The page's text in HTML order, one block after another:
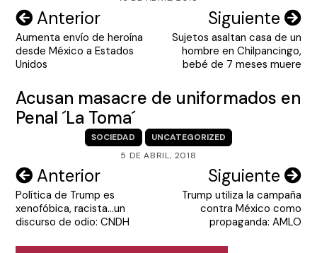
Navegación
de
entradas
Anterior
Aumenta envío de heroína
desde México a Estados
Unidos
Siguiente
Sujetos asaltan casa de un
hombre en Chilpancingo,
bebé de 7 meses muere
Acusan masacre de uniformados en
Penal ´La Toma´
SOCIEDAD
UNCATEGORIZED
5 DE ABRIL, 2018
Navegación
de
entradas
Anterior
Política de Trump es
xenofóbica, racista…un
discurso de odio: CNDH
Siguiente
Trump utiliza la campaña
contra México como
propaganda: AMLO